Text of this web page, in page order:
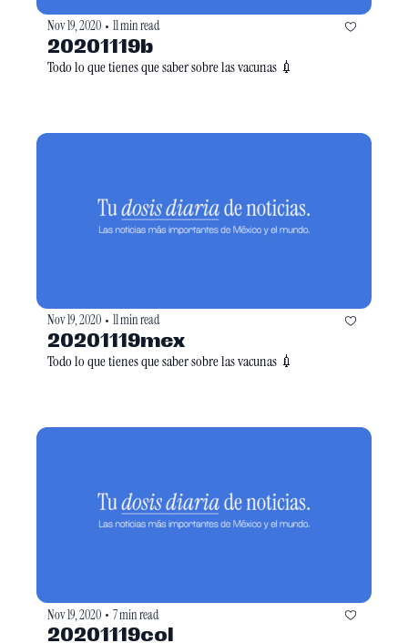
Nov 19, 2020 • 11 min read
20201119b
Todo lo que tienes que saber sobre las vacunas 💉
Nov 19, 2020 • 11 min read
20201119mex
Todo lo que tienes que saber sobre las vacunas 💉
Nov 19, 2020 • 7 min read
20201119col